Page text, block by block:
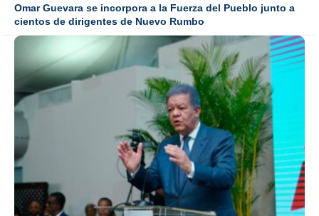
Omar Guevara se incorpora a la Fuerza del Pueblo junto a
cientos de dirigentes de Nuevo Rumbo